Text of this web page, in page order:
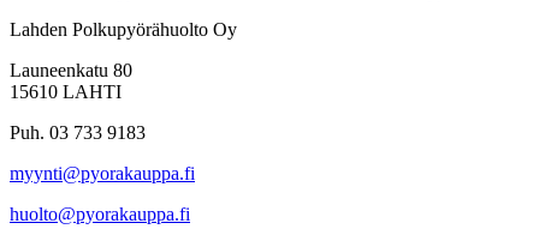
Lahden Polkupyörähuolto Oy
Launeenkatu 80
15610 LAHTI
Puh. 03 733 9183
myynti@pyorakauppa.fi
huolto@pyorakauppa.fi